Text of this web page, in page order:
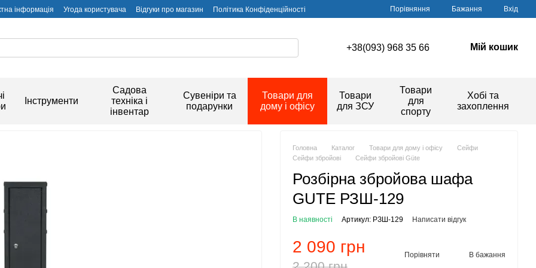
інформація Угода користувача Відгуки про магазин Політика Конфіденційності Порівняння Бажання Вхід
+38(093) 968 35 66 Мій кошик
Інструменти
Садова
техніка і
інвентар
Сувеніри та
подарунки
Товари для
дому і офісу
Товари
для ЗСУ
Товари
для
спорту
Хобі та
захоплення
Головна Каталог Товари для дому і офісу
Сейфи
Сейфи збройові
Сейфи збройові Güte
Розбірна збройова шафа
GUTE РЗШ-129
В наявності Артикул: РЗШ-129 Написати відгук
2 090 грн Порівняти В бажання